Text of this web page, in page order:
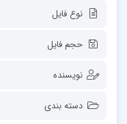
نوع فایل
حجم فایل
نویسنده
دسته بندی